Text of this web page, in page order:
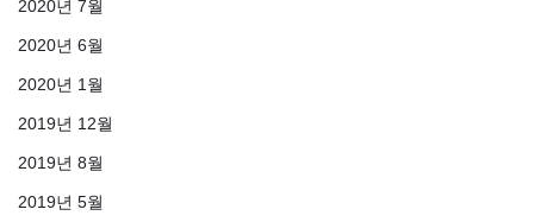
2020년 7월
2020년 6월
2020년 1월
2019년 12월
2019년 8월
2019년 5월